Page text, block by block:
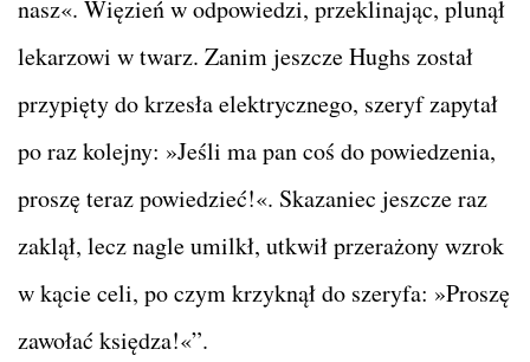
nasz«. Więzień w odpowiedzi, przeklinając, plunął
lekarzowi w twarz. Zanim jeszcze Hughs został
przypięty do krzesła elektrycznego, szeryf zapytał
po raz kolejny: »Jeśli ma pan coś do powiedzenia,
proszę teraz powiedzieć!«. Skazaniec jeszcze raz
zaklął, lecz nagle umilkł, utkwił przerażony wzrok
w kącie celi, po czym krzyknął do szeryfa: »Proszę
zawołać księdza!«”.